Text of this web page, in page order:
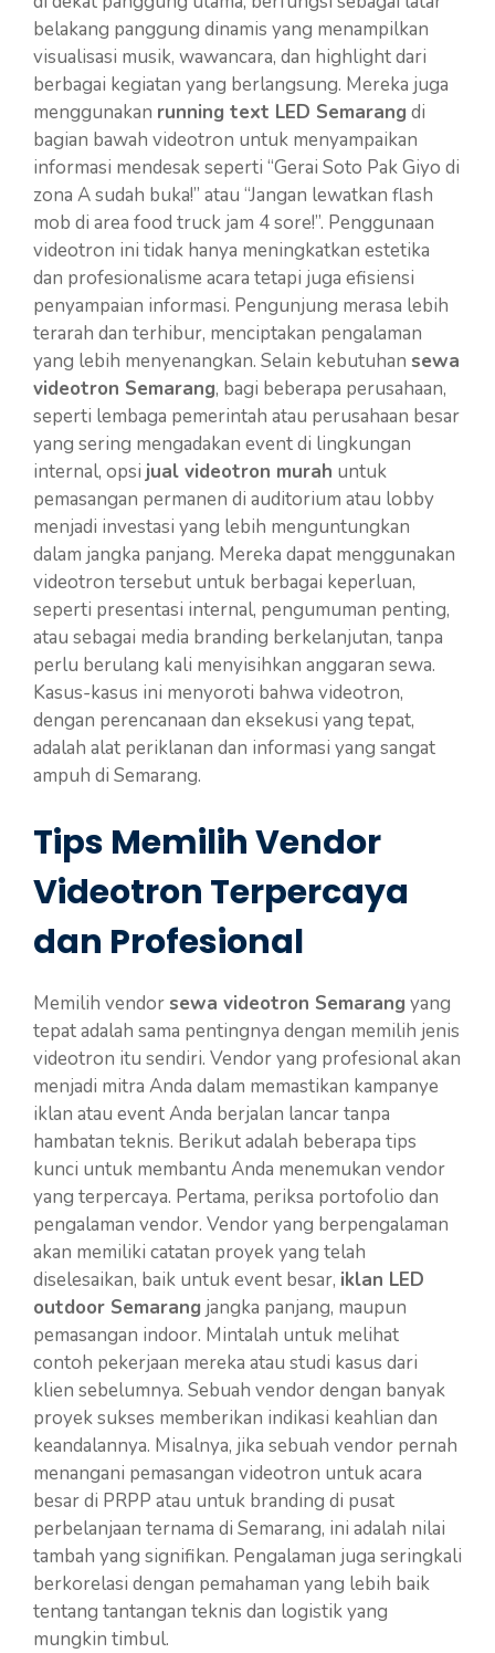
belakang panggung dinamis yang menampilkan
visualisasi musik, wawancara, dan highlight dari
berbagai kegiatan yang berlangsung. Mereka juga
menggunakan running text LED Semarang di
bagian bawah videotron untuk menyampaikan
informasi mendesak seperti “Gerai Soto Pak Giyo di
zona A sudah buka!” atau “Jangan lewatkan flash
mob di area food truck jam 4 sore!”. Penggunaan
videotron ini tidak hanya meningkatkan estetika
dan profesionalisme acara tetapi juga efisiensi
penyampaian informasi. Pengunjung merasa lebih
terarah dan terhibur, menciptakan pengalaman
yang lebih menyenangkan. Selain kebutuhan sewa
videotron Semarang, bagi beberapa perusahaan,
seperti lembaga pemerintah atau perusahaan besar
yang sering mengadakan event di lingkungan
internal, opsi jual videotron murah untuk
pemasangan permanen di auditorium atau lobby
menjadi investasi yang lebih menguntungkan
dalam jangka panjang. Mereka dapat menggunakan
videotron tersebut untuk berbagai keperluan,
seperti presentasi internal, pengumuman penting,
atau sebagai media branding berkelanjutan, tanpa
perlu berulang kali menyisihkan anggaran sewa.
Kasus-kasus ini menyoroti bahwa videotron,
dengan perencanaan dan eksekusi yang tepat,
adalah alat periklanan dan informasi yang sangat
ampuh di Semarang.
Tips Memilih Vendor
Videotron Terpercaya
dan Profesional
Memilih vendorsewa videotron Semarang yang
tepat adalah sama pentingnya dengan memilih jenis
videotron itu sendiri. Vendor yang profesional akan
menjadi mitra Anda dalam memastikan kampanye
iklan atau event Anda berjalan lancar tanpa
hambatan teknis. Berikut adalah beberapa tips
kunci untuk membantu Anda menemukan vendor
yang terpercaya. Pertama, periksa portofolio dan
pengalaman vendor. Vendor yang berpengalaman
akan memiliki catatan proyek yang telah
diselesaikan, baik untuk event besar, iklan LED
outdoor Semarang jangka panjang, maupun
pemasangan indoor. Mintalah untuk melihat
contoh pekerjaan mereka atau studi kasus dari
klien sebelumnya. Sebuah vendor dengan banyak
proyek sukses memberikan indikasi keahlian dan
keandalannya. Misalnya, jika sebuah vendor pernah
menangani pemasangan videotron untuk acara
besar di PRPP atau untuk branding di pusat
perbelanjaan ternama di Semarang, ini adalah nilai
tambah yang signifikan. Pengalaman juga seringkali
berkorelasi dengan pemahaman yang lebih baik
tentang tantangan teknis dan logistik yang
mungkin timbul.